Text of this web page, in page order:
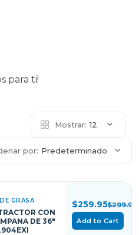
para ti!
Mostrar: 12
por: Predeterminado
GRASA
CON
DE 36"
$259.95$299.95
Add to Cart